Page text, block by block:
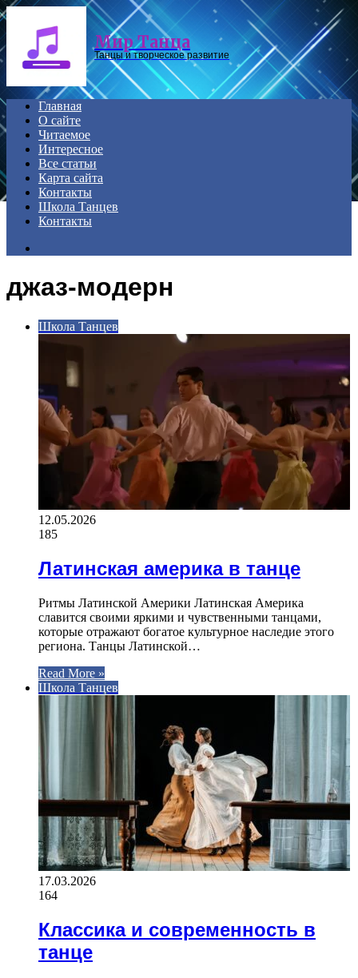
Menu
Мир Танца
Танцы и творческое развитие
Главная
О сайте
Читаемое
Интересное
Все статьи
Карта сайта
Контакты
Школа Танцев
Контакты
джаз-модерн
Школа Танцев
12.05.2026
185
Латинская америка в танце
Ритмы Латинской Америки Латинская Америка
славится своими яркими и чувственными танцами,
которые отражают богатое культурное наследие этого
региона. Танцы Латинской…
Read More »
Школа Танцев
17.03.2026
164
Классика и современность в
танце